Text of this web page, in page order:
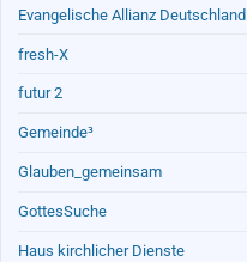
Evangelische Allianz Deutschland
fresh-X
futur 2
Gemeinde³
Glauben_gemeinsam
GottesSuche
Haus kirchlicher Dienste